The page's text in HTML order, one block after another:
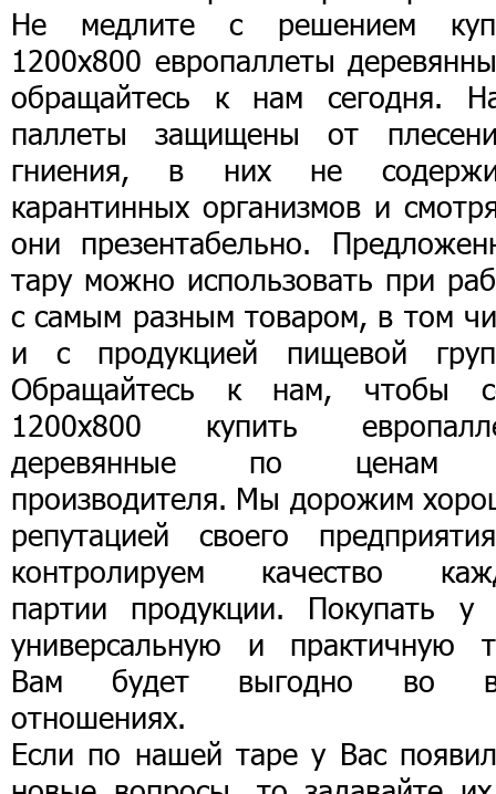
Не медлите с решением
1200х800 европаллеты
обращайтесь к нам сегодня.
паллеты защищены от
гниения, в них не
карантинных организмов и
они презентабельно.
тару можно использовать при
с самым разным товаром, в том
и с продукцией пищевой
Обращайтесь к нам, чтобы
1200х800 купить
деревянные по ценам
производителя. Мы дорожим
репутацией своего
контролируем качество
партии продукции. Покупать у
универсальную и практичную
Вам будет выгодно во
отношениях.
Если по нашей таре у Вас